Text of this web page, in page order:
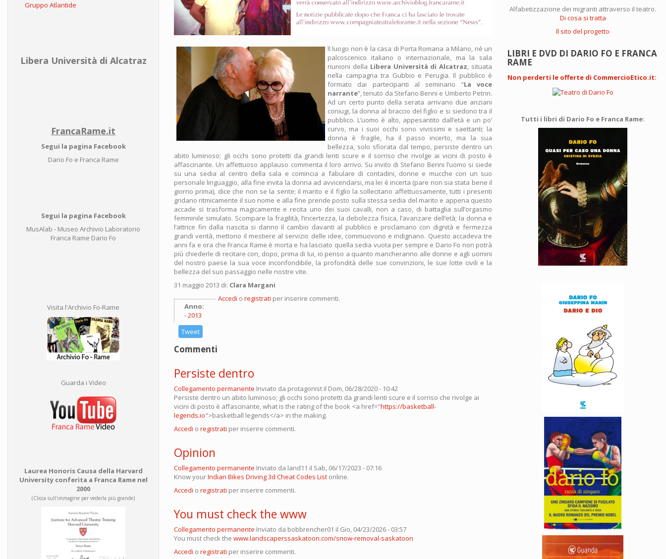
Gruppo Atlantide
Libera Università di Alcatraz
FrancaRame.it
Segui la pagina Facebook
Dario Fo e Franca Rame
Segui la pagina Facebook
MusAlab - Museo Archivio Laboratorio
Franca Rame Dario Fo
Visita l'Archivio Fo-Rame
Guarda i Video
Laurea Honoris Causa della Harvard
University conferita a Franca Rame nel
2000
(Clicca sull'immagine per vederla più grande)
Il luogo non è la casa di Porta Romana a Milano, né un
palcoscenico italiano o internazionale, ma la sala
riunioni della Libera Università di Alcatraz, situata
nella campagna tra Gubbio e Perugia. Il pubblico è
formato dai partecipanti al seminario “La voce
narrante”, tenuto da Stefano Benni e Umberto Petrin.
Ad un certo punto della serata arrivano due anziani
coniugi, la donna al braccio del figlio e si siedono tra il
pubblico. L’uomo è alto, appesantito dall’età e un po’
curvo, ma i suoi occhi sono vivissimi e saettanti; la
donna è fragile, ha il passo incerto, ma la sua
bellezza, solo sfiorata dal tempo, persiste dentro un
abito luminoso; gli occhi sono protetti da grandi lenti scure e il sorriso che rivolge ai vicini di posto è
affascinante. Un affettuoso applauso commenta il loro arrivo. Su invito di Stefano Benni l’uomo si siede
su una sedia al centro della sala e comincia a fabulare di contadini, donne e mucche con un suo
personale linguaggio, alla fine invita la donna ad avvicendarsi, ma lei è incerta (pare non sia stata bene il
giorno prima), dice che non se la sente; il marito e il figlio la sollecitano affettuosamente, tutti i presenti
gridano ritmicamente il suo nome e alla fine prende posto sulla stessa sedia del marito e appena questo
accade si trasforma magicamente e recita uno dei suoi cavalli, non a caso, di battaglia sull’orgasmo
femminile simulato. Scompare la fragilità, l’incertezza, la debolezza fisica, l’avanzare dell’età; la donna e
l’attrice fin dalla nascita si danno il cambio davanti al pubblico e proclamano con dignità e fermezza
grandi verità, mettono il mestiere al servizio delle idee, commuovono e indignano. Questo accadeva tre
anni fa e ora che Franca Rame è morta e ha lasciato quella sedia vuota per sempre e Dario Fo non potrà
più chiederle di recitare con, dopo, prima di lui, io penso a quanto mancheranno alle donne e agli uomini
del nostro paese la sua voce inconfondibile, la profondità delle sue convinzioni, le sue lotte civili e la
bellezza del suo passaggio nelle nostre vite.
31 maggio 2013 di: Clara Margani
Anno:
2013
Accedi o registrati per inserire commenti.
Tweet
Commenti
Persiste dentro
Collegamento permanente Inviato da protagonist il Dom, 06/28/2020 - 10:42
Persiste dentro un abito luminoso; gli occhi sono protetti da grandi lenti scure e il sorriso che rivolge ai
vicini di posto è affascinante, what is the rating of the book <a href="https://basketball-
legends.io">basketball legends</a> in the making.
Accedi o registrati per inserire commenti.
Opinion
Collegamento permanente Inviato da land11 il Sab, 06/17/2023 - 07:16
Know yourIndian Bikes Driving 3d Cheat Codes List online.
Accedi o registrati per inserire commenti.
You must check the www
Collegamento permanente Inviato da bobbrencher01 il Gio, 04/23/2026 - 03:57
You must check the www.landscaperssaskatoon.com/snow-removal-saskatoon
Accedi o registrati per inserire commenti.
Alfabetizzazione dei migranti attraverso il teatro.
Di cosa si tratta
Il sito del progetto
LIBRI E DVD DI DARIO FO E FRANCA
RAME
Non perderti le offerte di CommercioEtico.it:
Tutti i libri di Dario Fo e Franca Rame: